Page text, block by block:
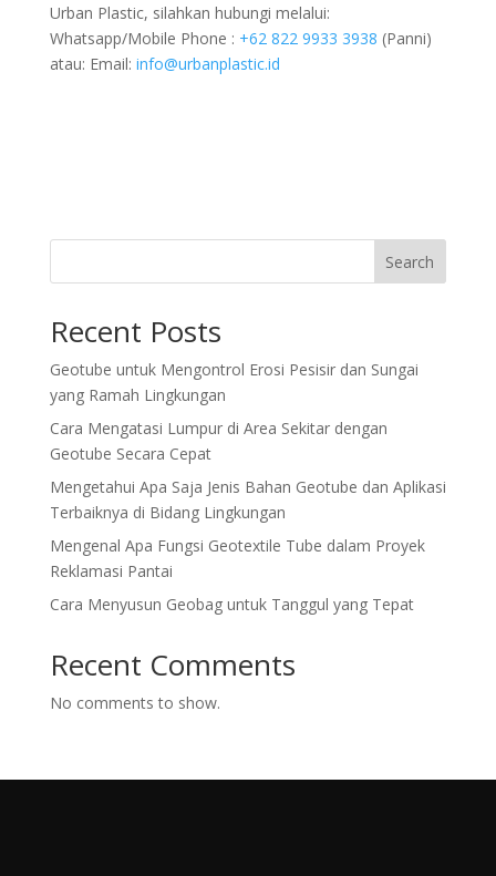
Urban Plastic, silahkan hubungi melalui:
Whatsapp/Mobile Phone : +62 822 9933 3938 (Panni)
atau: Email: info@urbanplastic.id
Search
Recent Posts
Geotube untuk Mengontrol Erosi Pesisir dan Sungai
yang Ramah Lingkungan
Cara Mengatasi Lumpur di Area Sekitar dengan
Geotube Secara Cepat
Mengetahui Apa Saja Jenis Bahan Geotube dan Aplikasi
Terbaiknya di Bidang Lingkungan
Mengenal Apa Fungsi Geotextile Tube dalam Proyek
Reklamasi Pantai
Cara Menyusun Geobag untuk Tanggul yang Tepat
Recent Comments
No comments to show.